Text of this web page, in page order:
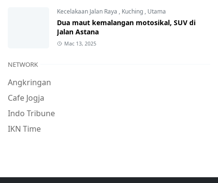
Kecelakaan Jalan Raya , Kuching , Utama
Dua maut kemalangan motosikal, SUV di
Jalan Astana
Mac 13, 2025
NETWORK
Angkringan
Cafe Jogja
Indo Tribune
IKN Time